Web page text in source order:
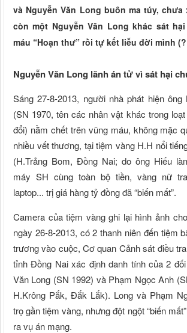
và Nguyễn Văn Long buôn ma túy, chưa
còn một Nguyễn Văn Long khác sát
máu “Hoạn thư” rồi tự kết liễu đời mình
Nguyễn Văn Long lãnh án tử vì sát hại
Sáng 27-8-2013, người nhà phát hiện ông
(SN 1970, tên các nhân vật khác trong
đổi) nằm chết trên vũng máu, không mặc
nhiều vết thương, tại tiệm vàng H.H nổi
(H.Trảng Bom, Đồng Nai; do ông Hiếu
máy SH cùng toàn bộ tiền, vàng nữ
laptop... trị giá hàng tỷ đồng đã “biến mất”.
Camera của tiệm vàng ghi lại hình ảnh
ngày 26-8-2013, có 2 thanh niên đến tiệm
trương vào cuộc, Cơ quan Cảnh sát điều
tỉnh Đồng Nai xác định danh tính của 2
Văn Long (SN 1992) và Phạm Ngọc Anh
H.Krông Pắk, Đắk Lắk). Long và Phạm
trọ gần tiệm vàng, nhưng đột ngột “biến
ra vụ án mạng.